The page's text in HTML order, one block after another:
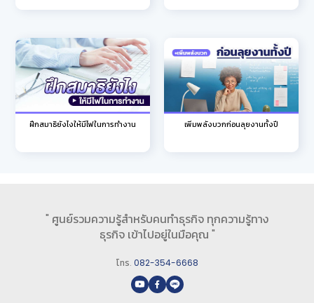
ฝึกสมาธิยังไงให้มีไฟในการทํางาน เพิ่มพลังบวกก่อนลุยงานทั้งปี
" ศูนย์รวมความรู้สำหรับคนทำธุรกิจ ทุกความรู้ทาง
ธุรกิจ เข้าไปอยู่ในมือคุณ "
โทร. 082-354-6668